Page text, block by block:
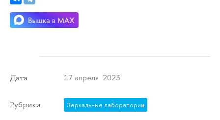
Дата 17 апреля 2023
Рубрики Зеркальные лаборатории